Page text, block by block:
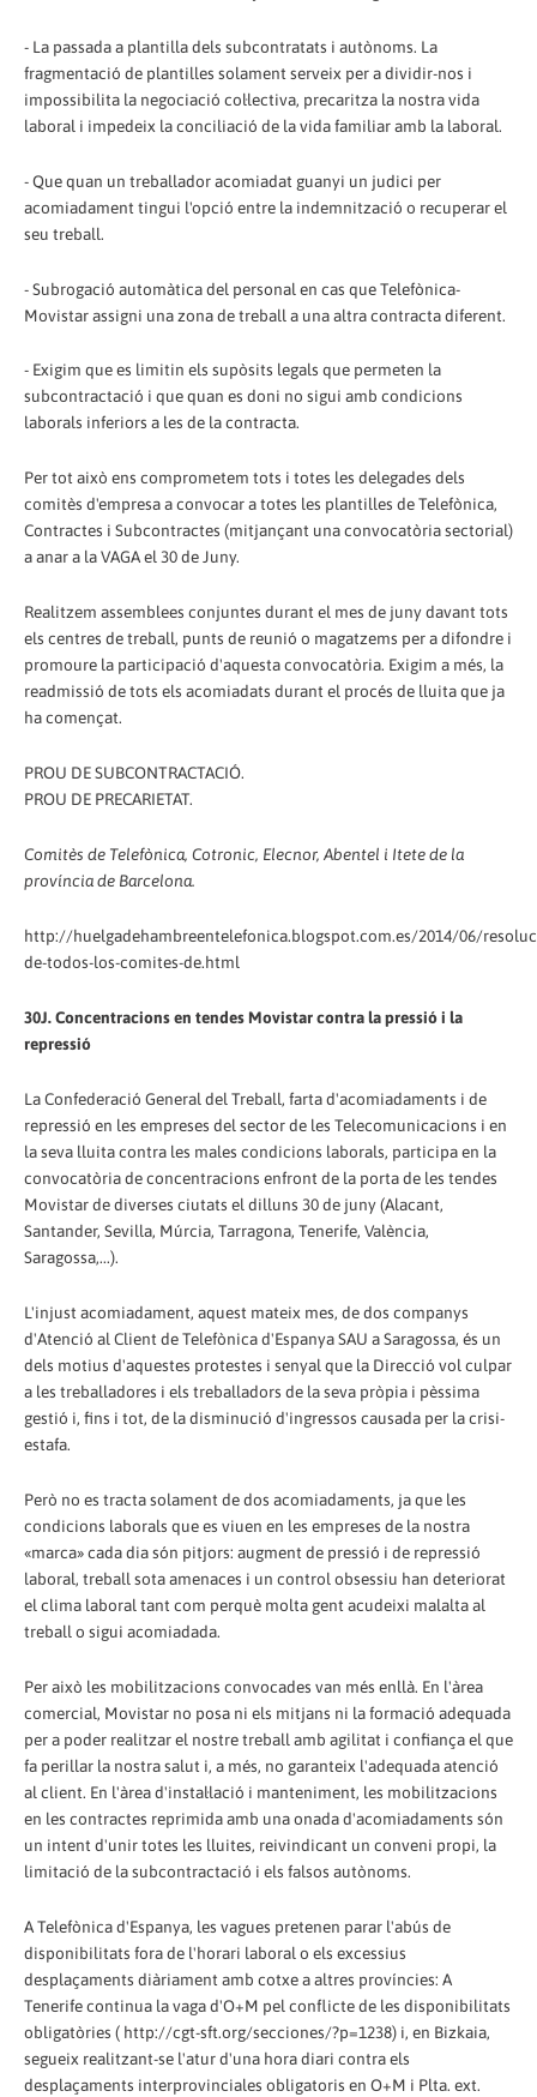
- La passada a plantilla dels subcontratats i autònoms. La
fragmentació de plantilles solament serveix per a dividir-nos i
impossibilita la negociació col·lectiva, precaritza la nostra vida
laboral i impedeix la conciliació de la vida familiar amb la laboral.
- Que quan un treballador acomiadat guanyi un judici per
acomiadament tingui l'opció entre la indemnització o recuperar el
seu treball.
- Subrogació automàtica del personal en cas que Telefònica-
Movistar assigni una zona de treball a una altra contracta diferent.
- Exigim que es limitin els supòsits legals que permeten la
subcontractació i que quan es doni no sigui amb condicions
laborals inferiors a les de la contracta.
Per tot això ens comprometem tots i totes les delegades dels
comitès d'empresa a convocar a totes les plantilles de Telefònica,
Contractes i Subcontractes (mitjançant una convocatòria sectorial)
a anar a la VAGA el 30 de Juny.
Realitzem assemblees conjuntes durant el mes de juny davant tots
els centres de treball, punts de reunió o magatzems per a difondre i
promoure la participació d'aquesta convocatòria. Exigim a més, la
readmissió de tots els acomiadats durant el procés de lluita que ja
ha començat.
PROU DE SUBCONTRACTACIÓ.
PROU DE PRECARIETAT.
Comitès de Telefònica, Cotronic, Elecnor, Abentel i Itete de la
província de Barcelona.
http://huelgadehambreentelefonica.blogspot.com.es/2014/06/
de-todos-los-comites-de.html
30J. Concentracions en tendes Movistar contra la pressió i la
repressió
La Confederació General del Treball, farta d'acomiadaments i de
repressió en les empreses del sector de les Telecomunicacions i en
la seva lluita contra les males condicions laborals, participa en la
convocatòria de concentracions enfront de la porta de les tendes
Movistar de diverses ciutats el dilluns 30 de juny (Alacant,
Santander, Sevilla, Múrcia, Tarragona, Tenerife, València,
Saragossa,...).
L'injust acomiadament, aquest mateix mes, de dos companys
d'Atenció al Client de Telefònica d'Espanya SAU a Saragossa, és un
dels motius d'aquestes protestes i senyal que la Direcció vol culpar
a les treballadores i els treballadors de la seva pròpia i pèssima
gestió i, fins i tot, de la disminució d'ingressos causada per la crisi-
estafa.
Però no es tracta solament de dos acomiadaments, ja que les
condicions laborals que es viuen en les empreses de la nostra
«marca» cada dia són pitjors: augment de pressió i de repressió
laboral, treball sota amenaces i un control obsessiu han deteriorat
el clima laboral tant com perquè molta gent acudeixi malalta al
treball o sigui acomiadada.
Per això les mobilitzacions convocades van més enllà. En l'àrea
comercial, Movistar no posa ni els mitjans ni la formació adequada
per a poder realitzar el nostre treball amb agilitat i confiança el que
fa perillar la nostra salut i, a més, no garanteix l'adequada atenció
al client. En l'àrea d'instal·lació i manteniment, les mobilitzacions
en les contractes reprimida amb una onada d'acomiadaments són
un intent d'unir totes les lluites, reivindicant un conveni propi, la
limitació de la subcontractació i els falsos autònoms.
A Telefònica d'Espanya, les vagues pretenen parar l'abús de
disponibilitats fora de l'horari laboral o els excessius
desplaçaments diàriament amb cotxe a altres províncies: A
Tenerife continua la vaga d'O+M pel conflicte de les disponibilitats
obligatòries ( http://cgt-sft.org/secciones/?p=1238) i, en Bizkaia,
segueix realitzant-se l'atur d'una hora diari contra els
desplaçaments interprovinciales obligatoris en O+M i Plta. ext.